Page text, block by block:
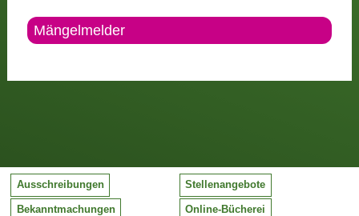
Mängelmelder
Ausschreibungen Stellenangebote
Bekanntmachungen Online-Bücherei